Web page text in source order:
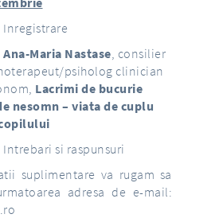
Inregistrare
Ana-Maria Nastase , consilier
psiholog clinician
Lacrimi de bucurie
nesomn – viata de cuplu
Intrebari si raspunsuri
suplimentare va rugam sa
adresa de e-mail: